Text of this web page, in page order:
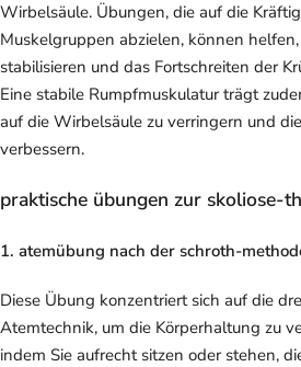
Wirbelsäule. Übungen, die auf die
Muskelgruppen abzielen, können
stabilisieren und das Fortschreiten der
Eine stabile Rumpfmuskulatur trägt
auf die Wirbelsäule zu verringern und
verbessern.
praktische übungen zur skoliose-
1. atemübung nach der schroth-
Diese Übung konzentriert sich auf die
Atemtechnik, um die Körperhaltung zu
indem Sie aufrecht sitzen oder stehen,